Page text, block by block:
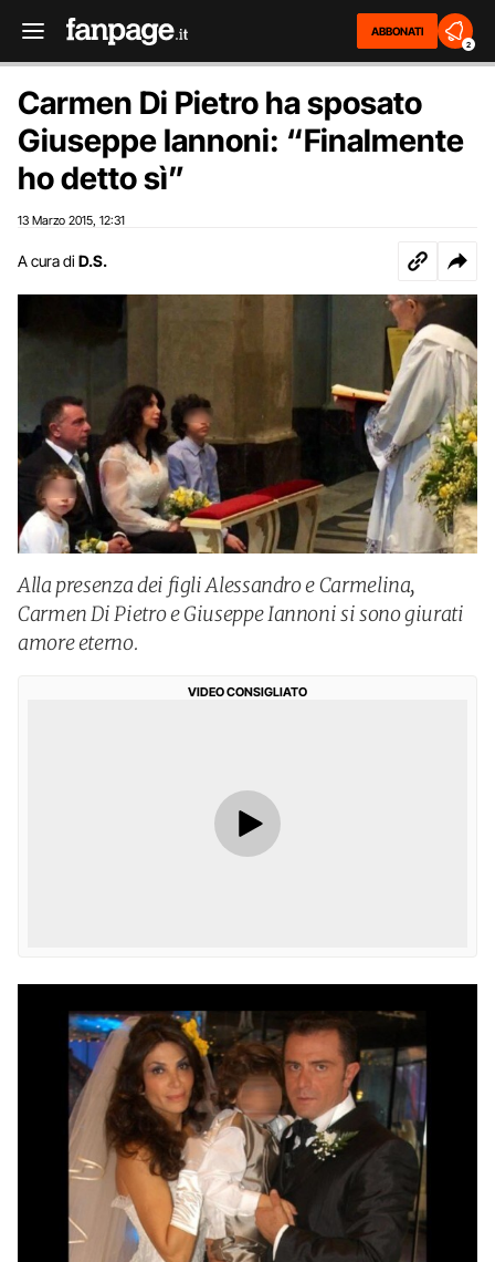
ABBONATI
2
Carmen Di Pietro ha sposato
Giuseppe Iannoni: “Finalmente
ho detto sì”
13 Marzo 2015 12:31
A cura di D.S.
Alla presenza dei figli Alessandro e Carmelina,
Carmen Di Pietro e Giuseppe Iannoni si sono giurati
amore eterno.
VIDEO CONSIGLIATO